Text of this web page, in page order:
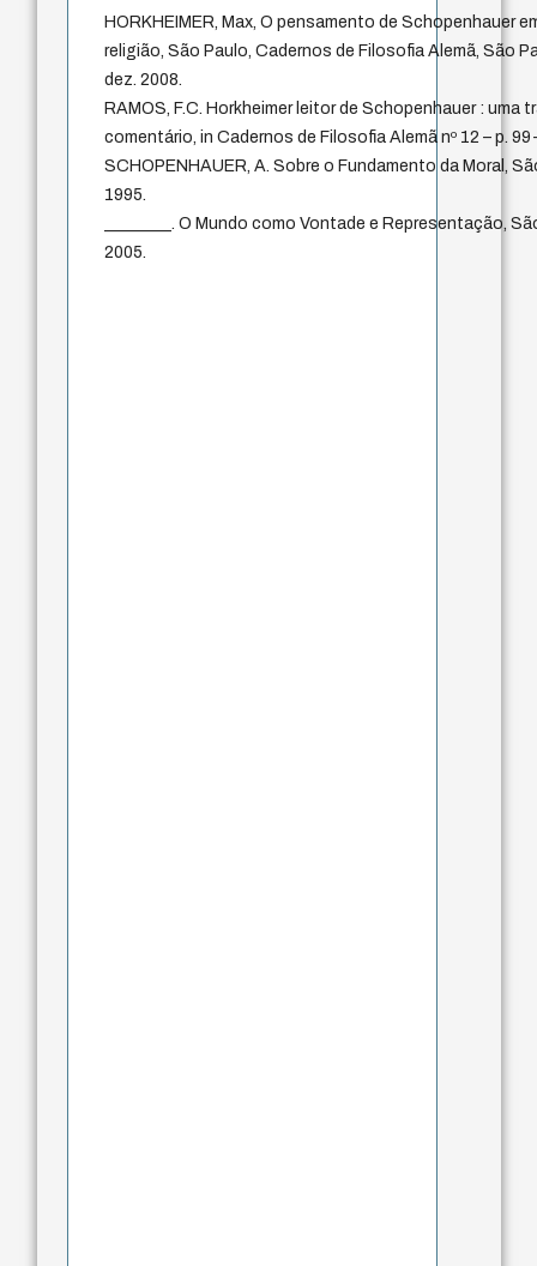
HORKHEIMER, Max, O pensamento de Schopenhauer
religião, São Paulo, Cadernos de Filosofia Alemã, São
dez. 2008.
RAMOS, F.C. Horkheimer leitor de Schopenhauer : uma
comentário, in Cadernos de Filosofia Alemã nº 12 – p.
SCHOPENHAUER, A. Sobre o Fundamento da Moral,
1995.
________. O Mundo como Vontade e Representação,
2005.